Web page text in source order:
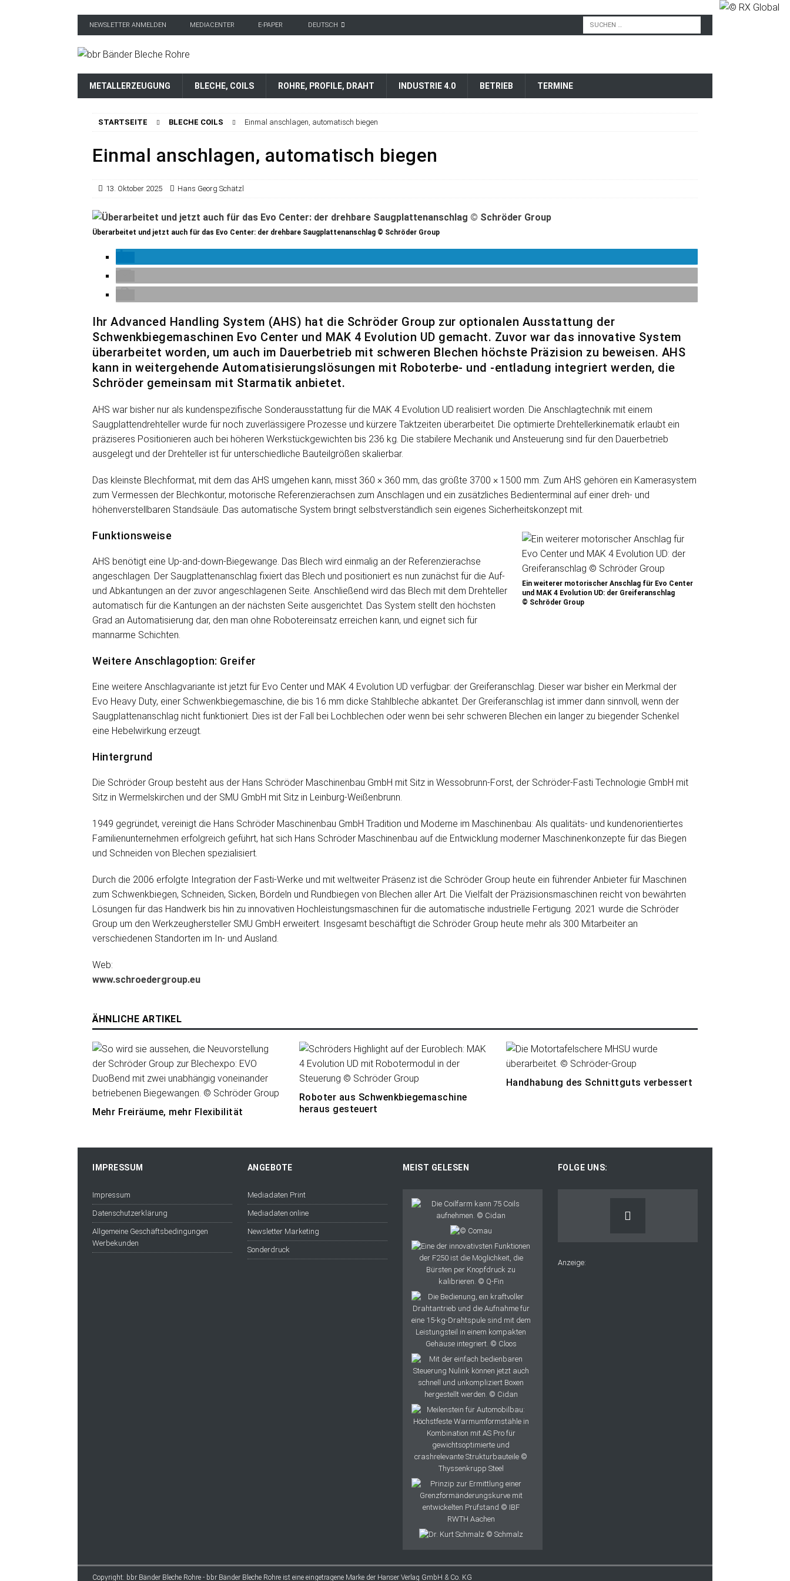
NEWSLETTER ANMELDEN MEDIACENTER E-PAPER DEUTSCH
METALLERZEUGUNG BLECHE, COILS ROHRE, PROFILE, DRAHT INDUSTRIE 4.0 BETRIEB TERMINE
STARTSEITE BLECHE COILS Einmal anschlagen, automatisch biegen
Einmal anschlagen, automatisch biegen
13. Oktober 2025 Hans Georg Schätzl
Überarbeitet und jetzt auch für das Evo Center: der drehbare Saugplattenanschlag © Schröder Group
Ihr Advanced Handling System (AHS) hat die Schröder Group zur optionalen Ausstattung der
Schwenkbiegemaschinen Evo Center und MAK 4 Evolution UD gemacht. Zuvor war das innovative System
überarbeitet worden, um auch im Dauerbetrieb mit schweren Blechen höchste Präzision zu beweisen. AHS
kann in weitergehende Automatisierungslösungen mit Roboterbe- und -entladung integriert werden, die
Schröder gemeinsam mit Starmatik anbietet.
AHS war bisher nur als kundenspezifische Sonderausstattung für die MAK 4 Evolution UD realisiert worden. Die Anschlagtechnik mit einem
Saugplattendrehteller wurde für noch zuverlässigere Prozesse und kürzere Taktzeiten überarbeitet. Die optimierte Drehtellerkinematik erlaubt ein
präziseres Positionieren auch bei höheren Werkstückgewichten bis 236 kg. Die stabilere Mechanik und Ansteuerung sind für den Dauerbetrieb
ausgelegt und der Drehteller ist für unterschiedliche Bauteilgrößen skalierbar.
Das kleinste Blechformat, mit dem das AHS umgehen kann, misst 360 × 360 mm, das größte 3700 × 1500 mm. Zum AHS gehören ein Kamerasystem
zum Vermessen der Blechkontur, motorische Referenzierachsen zum Anschlagen und ein zusätzliches Bedienterminal auf einer dreh- und
höhenverstellbaren Standsäule. Das automatische System bringt selbstverständlich sein eigenes Sicherheitskonzept mit.
Ein weiterer motorischer Anschlag für Evo Center
und MAK 4 Evolution UD: der Greiferanschlag
© Schröder Group
Funktionsweise
AHS benötigt eine Up-and-down-Biegewange. Das Blech wird einmalig an der Referenzierachse
angeschlagen. Der Saugplattenanschlag fixiert das Blech und positioniert es nun zunächst für die Auf-
und Abkantungen an der zuvor angeschlagenen Seite. Anschließend wird das Blech mit dem Drehteller
automatisch für die Kantungen an der nächsten Seite ausgerichtet. Das System stellt den höchsten
Grad an Automatisierung dar, den man ohne Robotereinsatz erreichen kann, und eignet sich für
mannarme Schichten.
Weitere Anschlagoption: Greifer
Eine weitere Anschlagvariante ist jetzt für Evo Center und MAK 4 Evolution UD verfügbar: der Greiferanschlag. Dieser war bisher ein Merkmal der
Evo Heavy Duty, einer Schwenkbiegemaschine, die bis 16 mm dicke Stahlbleche abkantet. Der Greiferanschlag ist immer dann sinnvoll, wenn der
Saugplattenanschlag nicht funktioniert. Dies ist der Fall bei Lochblechen oder wenn bei sehr schweren Blechen ein langer zu biegender Schenkel
eine Hebelwirkung erzeugt.
Hintergrund
Die Schröder Group besteht aus der Hans Schröder Maschinenbau GmbH mit Sitz in Wessobrunn-Forst, der Schröder-Fasti Technologie GmbH mit
Sitz in Wermelskirchen und der SMU GmbH mit Sitz in Leinburg-Weißenbrunn.
1949 gegründet, vereinigt die Hans Schröder Maschinenbau GmbH Tradition und Moderne im Maschinenbau: Als qualitäts- und kundenorientiertes
Familienunternehmen erfolgreich geführt, hat sich Hans Schröder Maschinenbau auf die Entwicklung moderner Maschinenkonzepte für das Biegen
und Schneiden von Blechen spezialisiert.
Durch die 2006 erfolgte Integration der Fasti-Werke und mit weltweiter Präsenz ist die Schröder Group heute ein führender Anbieter für Maschinen
zum Schwenkbiegen, Schneiden, Sicken, Bördeln und Rundbiegen von Blechen aller Art. Die Vielfalt der Präzisionsmaschinen reicht von bewährten
Lösungen für das Handwerk bis hin zu innovativen Hochleistungsmaschinen für die automatische industrielle Fertigung. 2021 wurde die Schröder
Group um den Werkzeughersteller SMU GmbH erweitert. Insgesamt beschäftigt die Schröder Group heute mehr als 300 Mitarbeiter an
verschiedenen Standorten im In- und Ausland.
Web:
www.schroedergroup.eu
ÄHNLICHE ARTIKEL
Mehr Freiräume, mehr Flexibilität
Roboter aus Schwenkbiegemaschine
heraus gesteuert
Handhabung des Schnittguts verbessert
IMPRESSUM
Impressum
Datenschutzerklärung
Allgemeine Geschäftsbedingungen
Werbekunden
ANGEBOTE
Mediadaten Print
Mediadaten online
Newsletter Marketing
Sonderdruck
MEIST GELESEN FOLGE UNS:
Anzeige:
Copyright: bbr Bänder Bleche Rohre - bbr Bänder Bleche Rohre ist eine eingetragene Marke der Hanser Verlag GmbH & Co. KG